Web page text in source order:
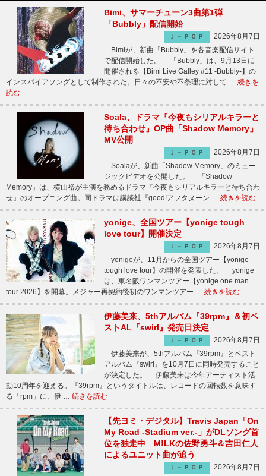
Bimi、サマーチューン3曲第1弾
「Bubbly」配信開始
Ｊ－ＰＯＰ
2026年8月7日
Bimiが、新曲「Bubbly」を各音楽配信サイト
で配信開始した。 「Bubbly」は、9月13日に
開催される【Bimi Live Galley #11 -Bubbly-】の
インスパイアソングとして制作された。日々の不安や不条理に対して … 続きを
読む
Soala、ドラマ『今夜もシリアルキラーと
待ち合わせ』OP曲「Shadow Memory」
MV公開
Ｊ－ＰＯＰ
2026年8月7日
Soalaが、新曲「Shadow Memory」のミュー
ジックビデオを公開した。 「Shadow
Memory」は、横山裕が主演を務めるドラマ『今夜もシリアルキラーと待ち合わ
せ』のオープニング曲。同ドラマは講談社『good!アフタヌーン … 続きを読む
yonige、全国ツアー【yonige tough
love tour】開催決定
Ｊ－ＰＯＰ
2026年8月7日
yonigeが、11月からの全国ツアー【yonige
tough love tour】の開催を発表した。 yonige
は、東名阪ワンマンツアー【yonige one man
tour 2026】を開幕。メジャー再契約後初のワンマンツアー … 続きを読む
伊藤美来、5thアルバム『39rpm』＆初ベ
ストAL『swirl』発売日決定
Ｊ－ＰＯＰ
2026年8月7日
伊藤美来が、5thアルバム『39rpm』とベスト
アルバム『swirl』を10月7日に同時発売すること
が決定した。 伊藤美来は今年アーティスト活
動10周年を迎える。『39rpm』というタイトルは、レコードの回転数を意味す
る「rpm」に、伊 … 続きを読む
【先ヨミ・デジタル】Travis Japan「On
My Road -Stadium ver.-」がDLソング首
位を独走中 M!LKの佐野勇斗＆吉田仁人
によるユニット曲が追う
Ｊ－ＰＯＰ
2026年8月7日